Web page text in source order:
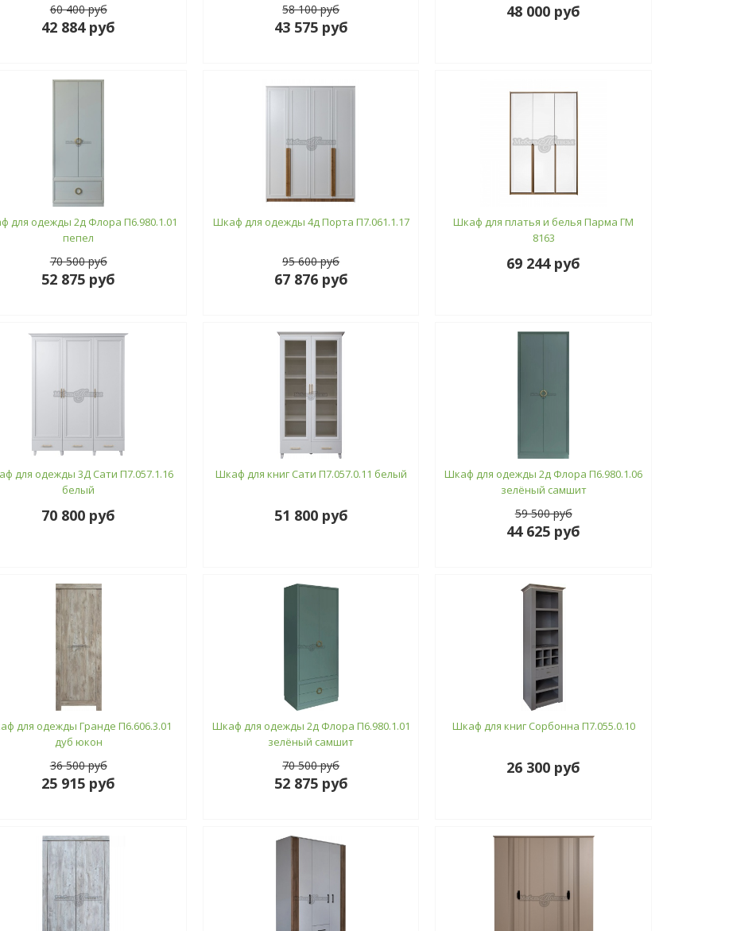
60 400 руб
42 884 руб
58 100 руб
43 575 руб
48 000 руб
для одежды 2д Флора П6.980.1.01
пепел
70 500 руб
52 875 руб
Шкаф для одежды 4д Порта П7.061.1.17
95 600 руб
67 876 руб
Шкаф для платья и белья Парма ГМ
8163
69 244 руб
для одежды 3Д Сати П7.057.1.16
белый
70 800 руб
Шкаф для книг Сати П7.057.0.11 белый
51 800 руб
Шкаф для одежды 2д Флора П6.980.1.06
зелёный самшит
59 500 руб
44 625 руб
для одежды Гранде П6.606.3.01
дуб юкон
36 500 руб
25 915 руб
Шкаф для одежды 2д Флора П6.980.1.01
зелёный самшит
70 500 руб
52 875 руб
Шкаф для книг Сорбонна П7.055.0.10
26 300 руб